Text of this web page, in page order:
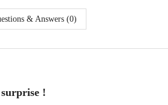
& Answers (0)
surprise !